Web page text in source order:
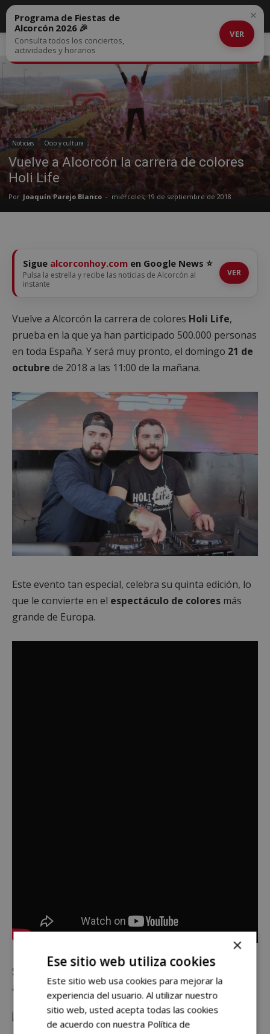
Inicio Noticias
Noticias Ocio y cultura
Vuelve a Alcorcón la carrera de colores
Holi Life
Por Joaquín Parejo Blanco - miércoles, 19 de septiembre de 2018
Programa de Fiestas de
Alcorcón 2026 🎉
Consulta todos los conciertos,
actividades y horarios
VER
×
Sigue alcorconhoy.com en Google News ⭐
Pulsa la estrella y recibe las noticias de Alcorcón al
instante
VER
Vuelve a Alcorcón la carrera de colores Holi Life,
prueba en la que ya han participado 500.000 personas
en toda España. Y será muy pronto, el domingo 21 de
octubre de 2018 a las 11:00 de la mañana.
Este evento tan especial, celebra su quinta edición, lo
que le convierte en el espectáculo de colores más
grande de Europa.
Se lanzarán polvos de colores, con actividades de
animación con música y baile en el escenario.
×
Ese sitio web utiliza cookies
Este sitio web usa cookies para mejorar la
experiencia del usuario. Al utilizar nuestro
sitio web, usted acepta todas las cookies
de acuerdo con nuestra Política de